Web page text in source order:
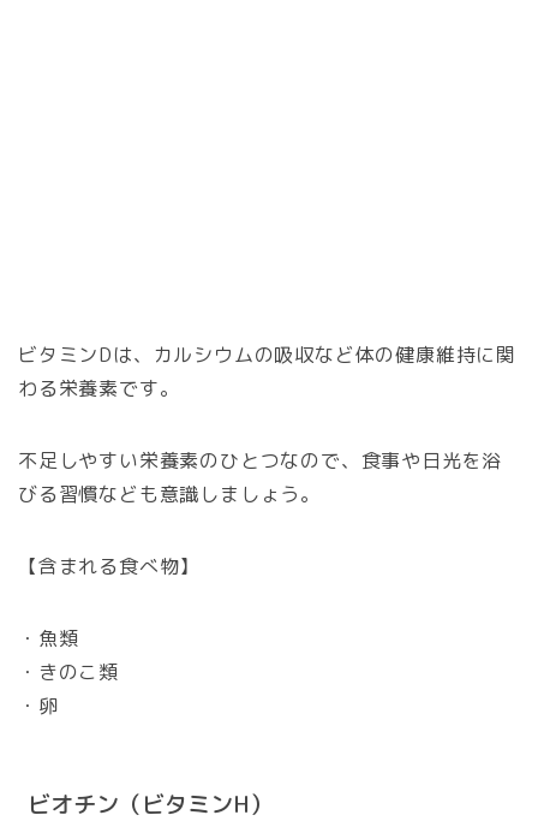
ビタミンDは、カルシウムの吸収など体の健康維持に関
わる栄養素です。
不足しやすい栄養素のひとつなので、食事や日光を浴
びる習慣なども意識しましょう。
【含まれる食べ物】
・魚類
・きのこ類
・卵
ビオチン（ビタミンH）